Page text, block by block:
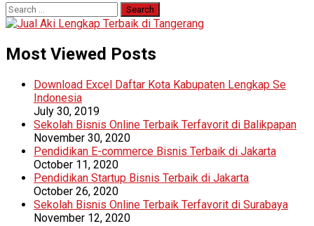
Search
for:
Most Viewed Posts
Download Excel Daftar Kota Kabupaten Lengkap Se
Indonesia
July 30, 2019
Sekolah Bisnis Online Terbaik Terfavorit di Balikpapan
November 30, 2020
Pendidikan E-commerce Bisnis Terbaik di Jakarta
October 11, 2020
Pendidikan Startup Bisnis Terbaik di Jakarta
October 26, 2020
Sekolah Bisnis Online Terbaik Terfavorit di Surabaya
November 12, 2020